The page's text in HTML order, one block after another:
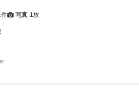
件 写真 1枚